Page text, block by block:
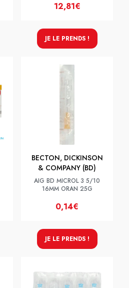
12,81€
JE LE PRENDS !
BECTON, DICKINSON
& COMPANY (BD)
AIG BD MICROL 3 5/10
16MM ORAN 25G
0,14€
JE LE PRENDS !